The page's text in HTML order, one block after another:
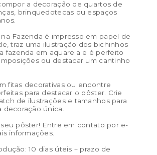
x 42 cm) – preço de venda: R$ 50,00
x 50 cm) – preço de venda: R$ 76,00 /
R$ 174,80
R$ 395,60
Vermelho queimado
embalagem: 50 × 5 × 5 cm
a decoração de quartos de
brinquedotecas ou espaços
Fazenda é impresso em papel de
traz uma ilustração dos bichinhos
fazenda em aquarela e é perfeito
ou destacar um cantinho
fitas decorativas ou encontre
para destacar o pôster. Crie
de ilustrações e tamanhos para
decoração única.
seu pôster! Entre em contato por e-
informações.
10 dias úteis + prazo de